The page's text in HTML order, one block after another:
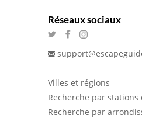
Réseaux sociaux
Villes et régions
Recherche par stations
Recherche par